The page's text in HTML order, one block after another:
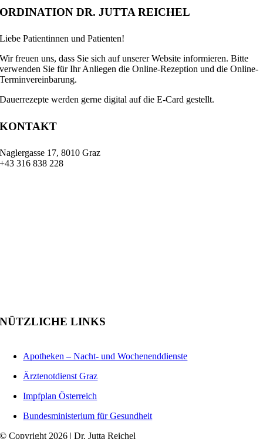
ORDINATION DR. JUTTA REICHEL
Liebe Patientinnen und Patienten!
Wir freuen uns, dass Sie sich auf unserer Website informieren. Bitte
verwenden Sie für Ihr Anliegen die Online-Rezeption und die Online-
Terminvereinbarung.
Dauerrezepte werden gerne digital auf die E-Card gestellt.
KONTAKT
Naglergasse 17, 8010 Graz
+43 316 838 228
NÜTZLICHE LINKS
Apotheken – Nacht- und Wochenenddienste
Ärztenotdienst Graz
Impfplan Österreich
Bundesministerium für Gesundheit
© Copyright 2026 | Dr. Jutta Reichel